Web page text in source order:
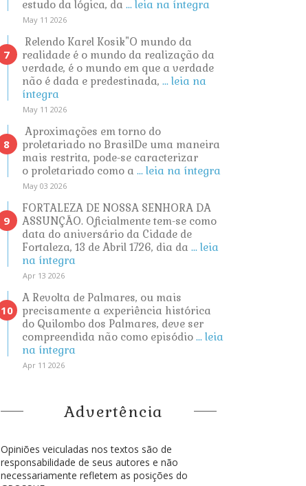
estudo da lógica, da ... leia na íntegra
May 11 2026
Relendo Karel Kosik"O mundo da
realidade é o mundo da realização da
verdade, é o mundo em que a verdade
não é dada e predestinada, ... leia na
íntegra
May 11 2026
Aproximações em torno do
proletariado no BrasilDe uma maneira
mais restrita, pode-se caracterizar
o proletariado como a ... leia na íntegra
May 03 2026
FORTALEZA DE NOSSA SENHORA DA
ASSUNÇÃO. Oficialmente tem-se como
data do aniversário da Cidade de
Fortaleza, 13 de Abril 1726, dia da ... leia
na íntegra
Apr 13 2026
A Revolta de Palmares, ou mais
precisamente a experiência histórica
do Quilombo dos Palmares, deve ser
compreendida não como episódio ... leia
na íntegra
Apr 11 2026
Advertência
Opiniões veiculadas nos textos são de
responsabilidade de seus autores e não
necessariamente refletem as posições do